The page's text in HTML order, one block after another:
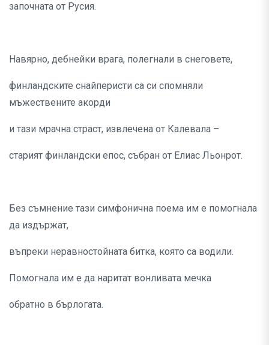
започната от Русия.
Навярно, дебнейки врага, полегнали в снеговете,
финландските снайперисти са си спомняли
мъжествените акорди
и тази мрачна страст, извлечена от Калевала –
старият финландски епос, събран от Елиас Льонрот.
Без съмнение тази симфонична поема им е помогнала
да издържат,
въпреки неравностойната битка, която са водили.
Помогнала им е да наритат вонливата мечка
обратно в бърлогата.